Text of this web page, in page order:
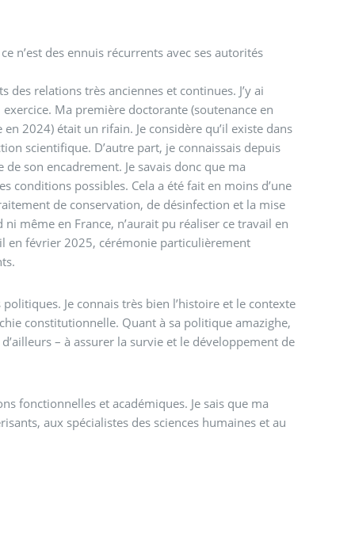
n’est des ennuis récurrents avec ses autorités
relations très anciennes et continues. J’y ai
Ma première doctorante (soutenance en
2024) était un rifain. Je considère qu’il existe dans
scientifique. D’autre part, je connaissais depuis
son encadrement. Je savais donc que ma
conditions possibles. Cela a été fait en moins d’une
de conservation, de désinfection et la mise
même en France, n’aurait pu réaliser ce travail en
en février 2025, cérémonie particulièrement
Je connais très bien l’histoire et le contexte
constitutionnelle. Quant à sa politique amazighe,
– à assurer la survie et le développement de
fonctionnelles et académiques. Je sais que ma
aux spécialistes des sciences humaines et au